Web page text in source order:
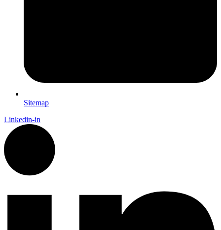
Sitemap
Linkedin-in